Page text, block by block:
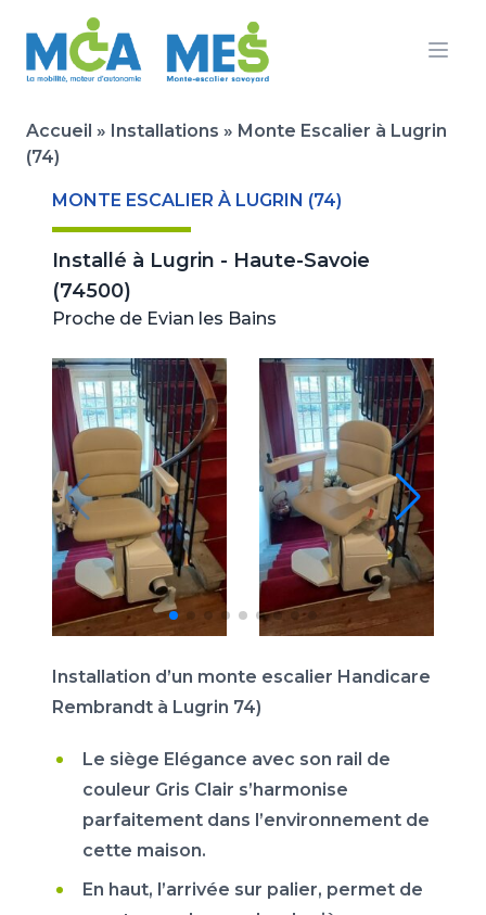
Accueil » Installations » Monte Escalier à Lugrin
(74)
MONTE ESCALIER À LUGRIN (74)
Installé à Lugrin - Haute-Savoie
(74500)
Proche de Evian les Bains
Installation d’un monte escalier Handicare
Rembrandt à Lugrin 74)
Le siège Elégance avec son rail de
couleur Gris Clair s’harmonise
parfaitement dans l’environnement de
cette maison.
En haut, l’arrivée sur palier, permet de